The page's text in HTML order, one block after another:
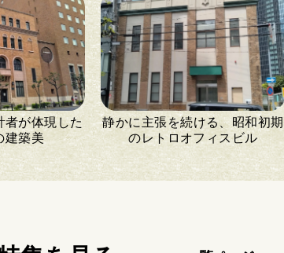
者が体現した
建築美
静かに主張を続ける、昭和初期
のレトロオフィスビル